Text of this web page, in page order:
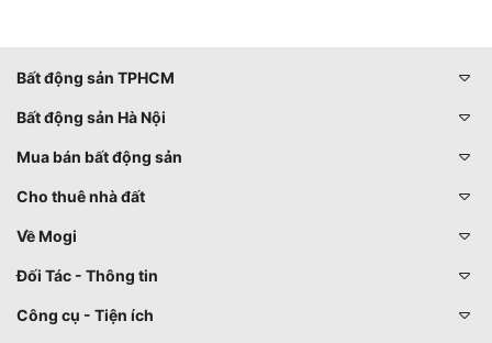
Bất động sản TPHCM
Bất động sản Hà Nội
Mua bán bất động sản
Cho thuê nhà đất
Về Mogi
Đối Tác - Thông tin
Công cụ - Tiện ích